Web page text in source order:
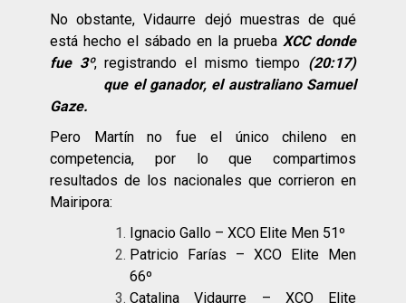
No obstante, Vidaurre dejó muestras de qué
está hecho el sábado en la prueba XCC donde
fue 3º, registrando el mismo tiempo (20:17)
que el ganador, el australiano Samuel
Gaze.
Pero Martín no fue el único chileno en
competencia, por lo que compartimos
resultados de los nacionales que corrieron en
Mairipora:
Ignacio Gallo – XCO Elite Men 51º
Patricio Farías – XCO Elite Men
66º
Catalina Vidaurre – XCO Elite